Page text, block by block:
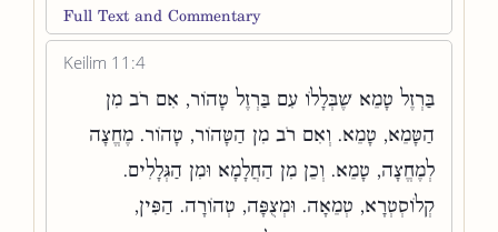
Full Text and Commentary
Keilim 11:4
בַּרְזֶל טָמֵא שֶׁבְּלָלוֹ עִם בַּרְזֶל טָהוֹר, אִם רֹב מִן
הַטָּמֵא, טָמֵא. וְאִם רֹב מִן הַטָּהוֹר, טָהוֹר. מֶחֱצָה
לְמֶחֱצָה, טָמֵא. וְכֵן מִן הַחֲלָמָא וּמִן הַגְּלָלִים.
קְלוֹסְטְרָא, טְמֵאָה. וּמְצֻפָּה, טְהוֹרָה. הַפִּין,